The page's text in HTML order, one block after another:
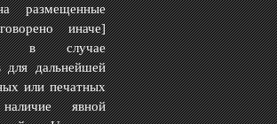
иначе]
в случае
для дальнейшей
или печатных
явной